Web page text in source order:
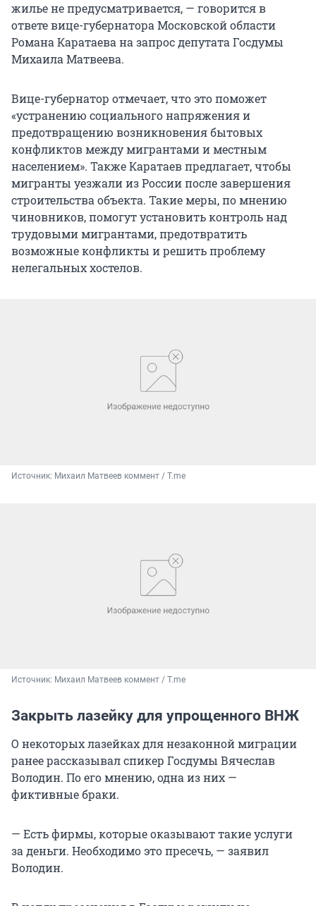
жилье не предусматривается, — говорится в
ответе вице-губернатора Московской области
Романа Каратаева на запрос депутата Госдумы
Михаила Матвеева.
Вице-губернатор отмечает, что это поможет
«устранению социального напряжения и
предотвращению возникновения бытовых
конфликтов между мигрантами и местным
населением». Также Каратаев предлагает, чтобы
мигранты уезжали из России после завершения
строительства объекта. Такие меры, по мнению
чиновников, помогут установить контроль над
трудовыми мигрантами, предотвратить
возможные конфликты и решить проблему
нелегальных хостелов.
Источник: Михаил Матвеев коммент / T.me
Источник: Михаил Матвеев коммент / T.me
Закрыть лазейку для упрощенного ВНЖ
О некоторых лазейках для незаконной миграции
ранее рассказывал спикер Госдумы Вячеслав
Володин. По его мнению, одна из них —
фиктивные браки.
— Есть фирмы, которые оказывают такие услуги
за деньги. Необходимо это пресечь, — заявил
Володин.